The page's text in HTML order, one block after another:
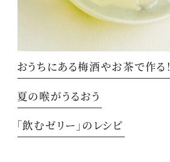
おうちにある梅酒やお茶で作る！
夏の喉がうるおう
「飲むゼリー」のレシピ